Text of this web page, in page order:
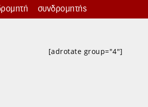
συνδρομητής
[adrotate group="4"]